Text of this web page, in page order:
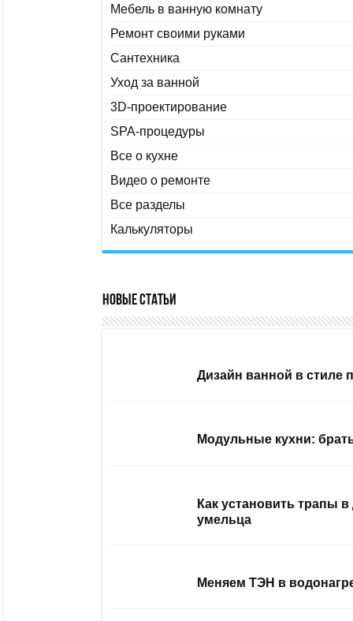
Мебель в ванную комнату
Ремонт своими руками
Сантехника
Уход за ванной
3D-проектирование
SPA-процедуры
Все о кухне
Видео о ремонте
Все разделы
Калькуляторы
Новые статьи
Дизайн ванной в стиле
Модульные кухни:
Как установить трапы
умельца
Меняем ТЭН в